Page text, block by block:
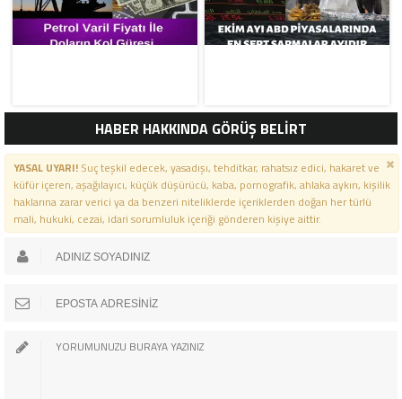
HABER HAKKINDA GÖRÜŞ BELİRT
YASAL UYARI!Suç teşkil edecek, yasadışı, tehditkar, rahatsız edici, hakaret ve
küfür içeren, aşağılayıcı, küçük düşürücü, kaba, pornografik, ahlaka aykırı, kişilik
haklarına zarar verici ya da benzeri niteliklerde içeriklerden doğan her türlü
mali, hukuki, cezai, idari sorumluluk içeriği gönderen kişiye aittir.